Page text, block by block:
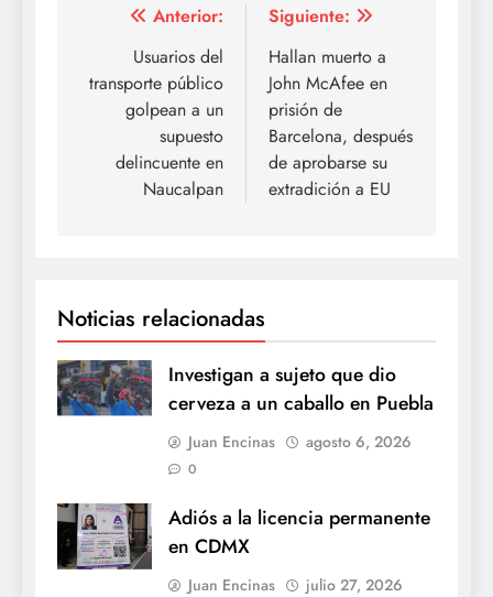
Navegación
entradas
Anterior:
Usuarios del
transporte público
golpean a un
supuesto
delincuente en
Naucalpan
Siguiente:
Hallan muerto a
John McAfee en
prisión de
Barcelona, después
de aprobarse su
extradición a EU
Noticias relacionadas
Investigan a sujeto que dio
cerveza a un caballo en Puebla
Juan Encinas agosto 6, 2026
0
Adiós a la licencia permanente
en CDMX
Juan Encinas julio 27, 2026